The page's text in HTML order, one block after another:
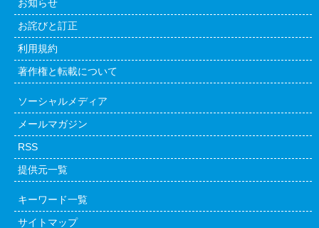
お知らせ
お詫びと訂正
利用規約
著作権と転載について
ソーシャルメディア
メールマガジン
RSS
提供元一覧
キーワード一覧
サイトマップ